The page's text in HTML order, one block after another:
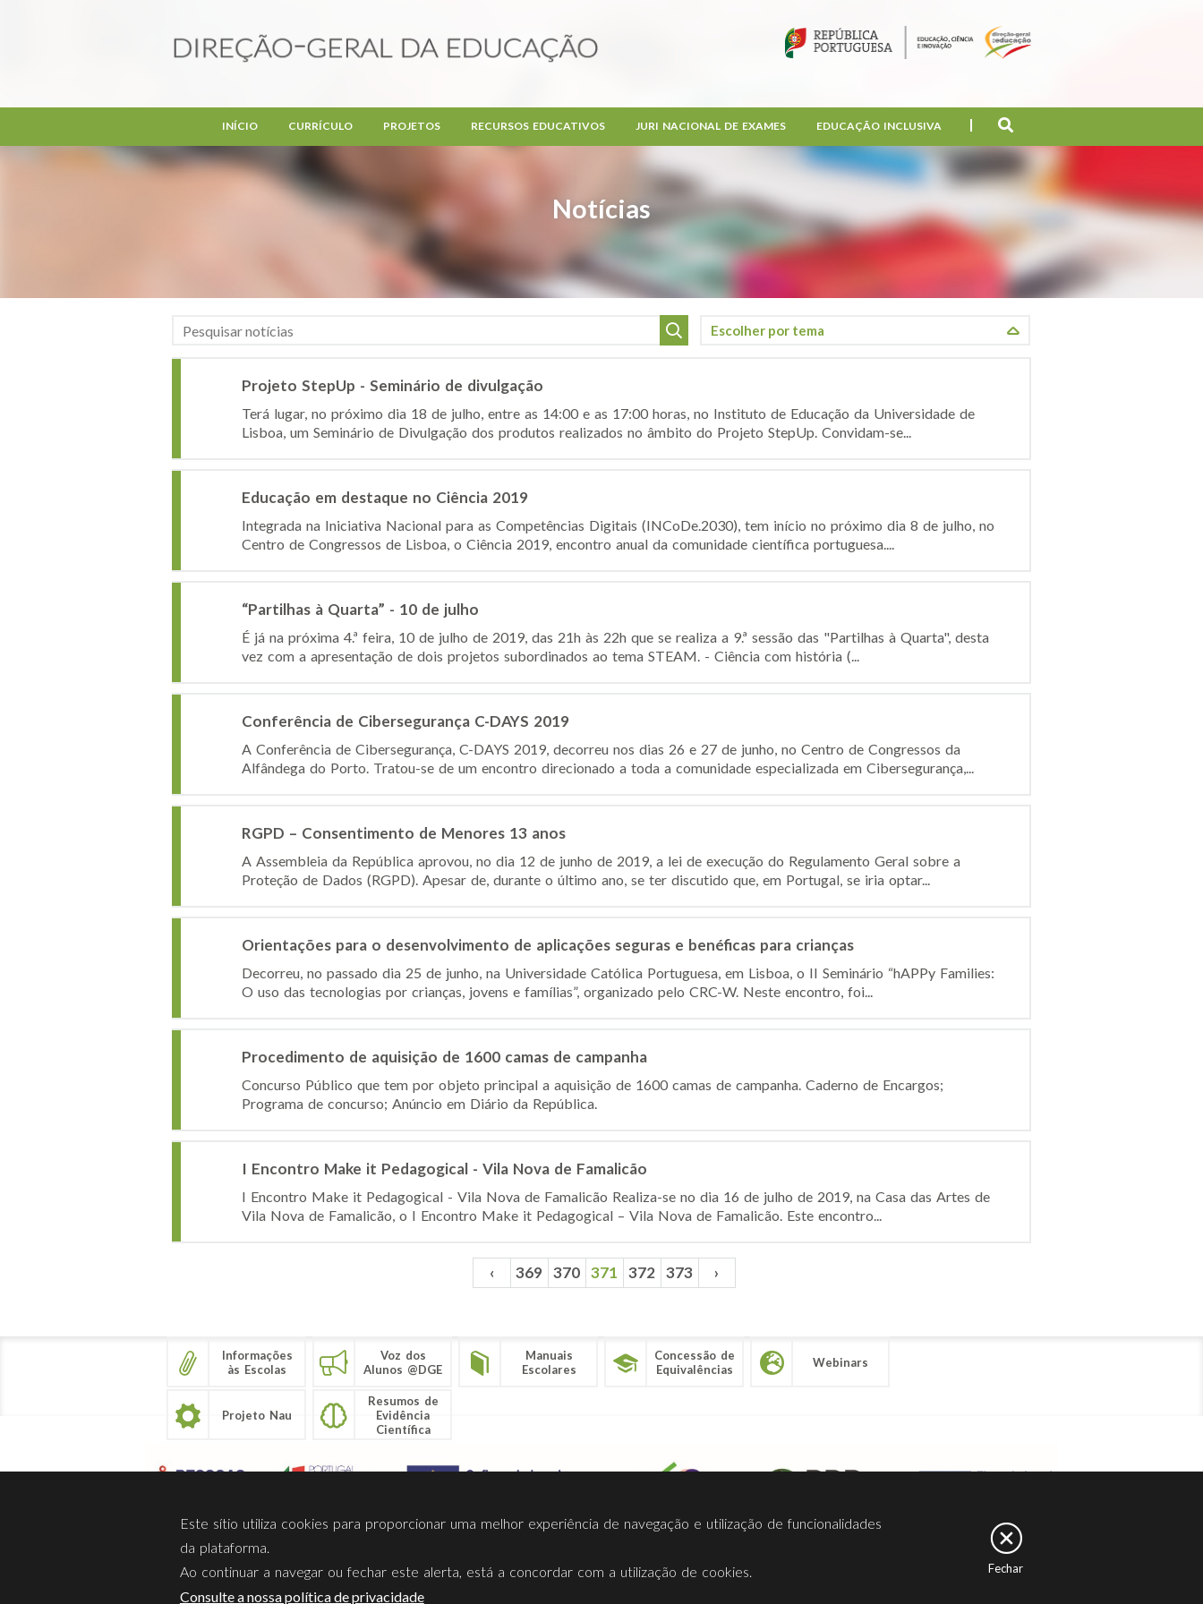
Notícias
INÍCIO CURRÍCULO PROJETOS RECURSOS EDUCATIVOS JURI NACIONAL DE EXAMES EDUCAÇÃO INCLUSIVA
Projeto StepUp - Seminário de divulgação
Terá lugar, no próximo dia 18 de julho, entre as 14:00 e as 17:00 horas, no Instituto de Educação da Universidade de
Lisboa, um Seminário de Divulgação dos produtos realizados no âmbito do Projeto StepUp. Convidam-se...
Educação em destaque no Ciência 2019
Integrada na Iniciativa Nacional para as Competências Digitais (INCoDe.2030), tem início no próximo dia 8 de julho, no
Centro de Congressos de Lisboa, o Ciência 2019, encontro anual da comunidade científica portuguesa....
“Partilhas à Quarta” - 10 de julho
É já na próxima 4.ª feira, 10 de julho de 2019, das 21h às 22h que se realiza a 9.ª sessão das "Partilhas à Quarta", desta
vez com a apresentação de dois projetos subordinados ao tema STEAM. - Ciência com história (...
Conferência de Cibersegurança C-DAYS 2019
A Conferência de Cibersegurança, C-DAYS 2019, decorreu nos dias 26 e 27 de junho, no Centro de Congressos da
Alfândega do Porto. Tratou-se de um encontro direcionado a toda a comunidade especializada em Cibersegurança,...
RGPD – Consentimento de Menores 13 anos
A Assembleia da República aprovou, no dia 12 de junho de 2019, a lei de execução do Regulamento Geral sobre a
Proteção de Dados (RGPD). Apesar de, durante o último ano, se ter discutido que, em Portugal, se iria optar...
Orientações para o desenvolvimento de aplicações seguras e benéficas para crianças
Decorreu, no passado dia 25 de junho, na Universidade Católica Portuguesa, em Lisboa, o II Seminário “hAPPy Families:
O uso das tecnologias por crianças, jovens e famílias”, organizado pelo CRC-W. Neste encontro, foi...
Procedimento de aquisição de 1600 camas de campanha
Concurso Público que tem por objeto principal a aquisição de 1600 camas de campanha. Caderno de Encargos;
Programa de concurso; Anúncio em Diário da República.
I Encontro Make it Pedagogical - Vila Nova de Famalicão
I Encontro Make it Pedagogical - Vila Nova de Famalicão Realiza-se no dia 16 de julho de 2019, na Casa das Artes de
Vila Nova de Famalicão, o I Encontro Make it Pedagogical – Vila Nova de Famalicão. Este encontro...
‹ 369 370 371 372 373 ›
Informações
às Escolas
Voz dos
Alunos @DGE
Manuais
Escolares
Concessão de
Equivalências
Webinars
Projeto Nau
Resumos de
Evidência
Científica
Sobre Nós Privacidade Termos Utilização Contactos Ligações Facebook
Este sítio utiliza cookies para proporcionar uma melhor experiência de navegação e utilização de funcionalidades
da plataforma.
Ao continuar a navegar ou fechar este alerta, está a concordar com a utilização de cookies.
Consulte a nossa política de privacidade
Fechar